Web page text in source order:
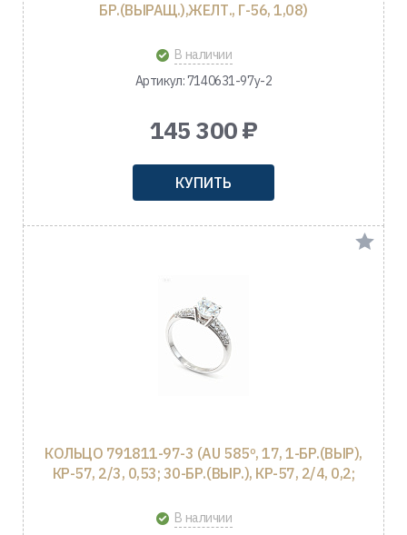
БР.(ВЫРАЩ.),ЖЕЛТ., Г-56, 1,08)
В наличии
Артикул: 7140631-97y-2
145 300 ₽
КУПИТЬ
КОЛЬЦО 791811-97-3 (AU 585º, 17, 1-БР.(ВЫР),
КР-57, 2/3, 0,53; 30-БР.(ВЫР.), КР-57, 2/4, 0,2;
В наличии